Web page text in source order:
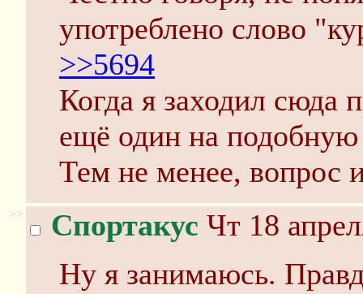
употреблено слово
>>5694
Когда я заходил
ещё один на подобную
Тем не менее, вопрос
>> Спортакус Чт 18
Ну я занимаюсь.